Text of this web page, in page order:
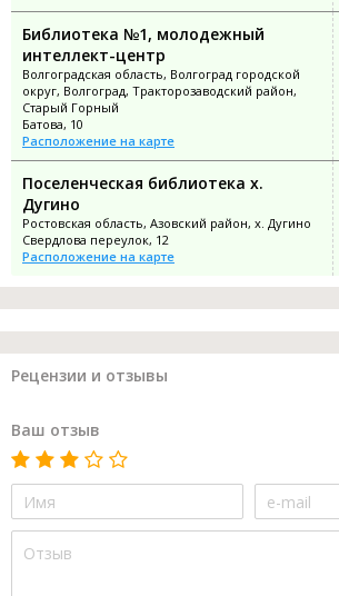
Библиотека №1, молодежный
интеллект-центр
Волгоградская область, Волгоград городской
округ, Волгоград, Тракторозаводский район,
Старый Горный
Батова, 10
Расположение на карте
Поселенческая библиотека х.
Дугино
Ростовская область, Азовский район, х. Дугино
Свердлова переулок, 12
Расположение на карте
Рецензии и отзывы
Ваш отзыв